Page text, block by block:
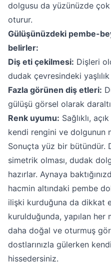
dolgusu da yüzünüzde
oturur.
Gülüşünüzdeki pembe-
belirler:
Diş eti çekilmesi: Dişleri
dudak çevresindeki yaşlılık
Fazla görünen diş etleri:
gülüşü görsel olarak
Renk uyumu: Sağlıklı,
kendi rengini ve dolgunun
Sonuçta yüz bir bütündür.
simetrik olması, dudak
hazırlar. Aynaya
hacmin altındaki pembe
ilişki kurduğuna da dikkat
kurulduğunda, yapılan
daha doğal ve oturmuş
dostlarınızla gülerken
hissedersiniz.